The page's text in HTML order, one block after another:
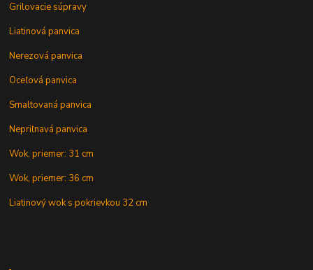
Grilovacie súpravy
Liatinová panvica
Nerezová panvica
Oceľová panvica
Smaltovaná panvica
Nepriľnavá panvica
Wok, priemer: 31 cm
Wok, priemer: 36 cm
Liatinový wok s pokrievkou 32 cm